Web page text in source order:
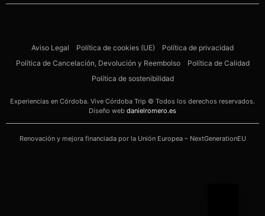
Aviso Legal Política de cookies (UE)
Política de privacidad
Política de Cancelación, Devolución y Reembolso
Política de Calidad
Política de sostenibilidad
Experiencias en Córdoba. Vive Córdoba Trip © Todos los derechos reservados.
Diseño web danielromero.es
Renovación y mejora financiada por la Unión Europea – NextGenerationEU​